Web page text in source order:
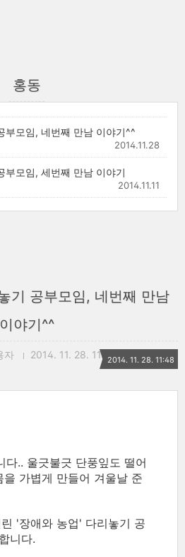
홍동
부모임, 네번째 만남 이야기^^
2014.11.28
부모임, 세번째 만남 이야기
2014.11.11
기 공부모임, 네번째 만남
이야기^^
자 2014. 11. 28. 11:482014. 11. 28. 11:48
다.. 울긋불긋 단풍잎도 떨어
을 가볍게 만들어 겨울날 준
'장애와 농업' 다리놓기 공
니다.